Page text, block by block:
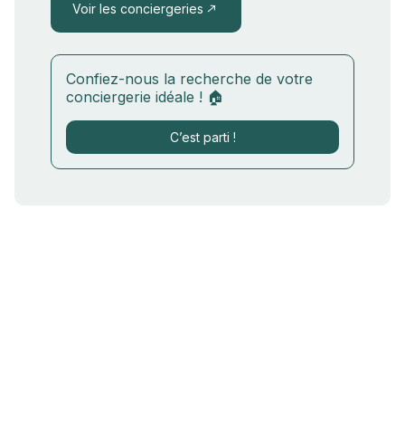
Voir les conciergeries
Confiez-nous la recherche de votre
conciergerie idéale ! 🏠
C’est parti !